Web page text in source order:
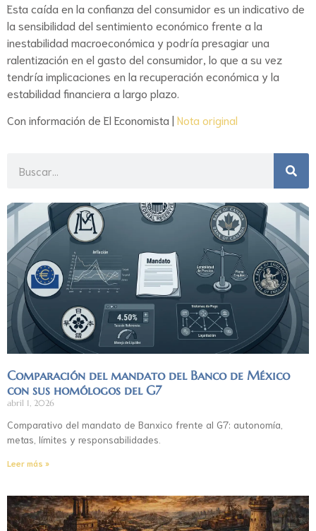
Esta caída en la confianza del consumidor es un indicativo de
la sensibilidad del sentimiento económico frente a la
inestabilidad macroeconómica y podría presagiar una
ralentización en el gasto del consumidor, lo que a su vez
tendría implicaciones en la recuperación económica y la
estabilidad financiera a largo plazo.
Con información de El Economista | Nota original
Comparación del mandato del Banco de México
con sus homólogos del G7
abril 1, 2026
Comparativo del mandato de Banxico frente al G7: autonomía,
metas, límites y responsabilidades.
Leer más »